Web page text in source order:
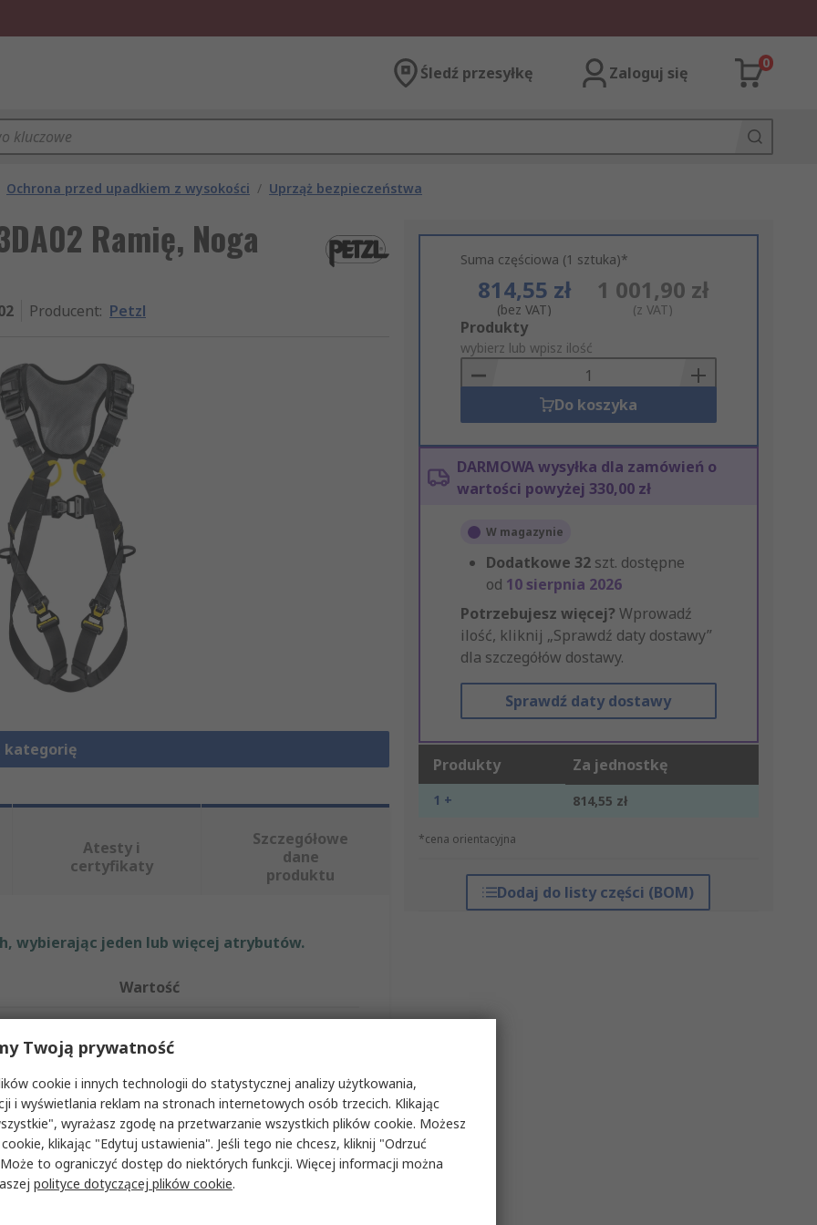
Śledź przesyłkę Zaloguj się
0
Ochrona przed upadkiem z wysokości / Uprząż bezpieczeństwa
Ramię, Noga
Producent: Petzl
kategorię
Suma częściowa (1 sztuka)*
814,55 zł
(bez VAT)
1 001,90 zł
(z VAT)
Add
to
Basket
Produkty
wybierz lub wpisz ilość
Do koszyka
DARMOWA wysyłka dla zamówień o
wartości powyżej 330,00 zł
W magazynie
Dodatkowe 32 szt. dostępne
od 10 sierpnia 2026
Potrzebujesz więcej? Wprowadź
ilość, kliknij „Sprawdź daty dostawy”
dla szczegółów dostawy.
Sprawdź daty dostawy
Produkty Za jednostkę
1 + 814,55 zł
*cena orientacyjna
Dodaj do listy części (BOM)
Atesty i
certyfikaty
Szczegółowe
dane
produktu
wybierając jeden lub więcej atrybutów.
Wartość
2
140kg
Twoją prywatność
cookie i innych technologii do statystycznej analizy użytkowania,
i wyświetlania reklam na stronach internetowych osób trzecich. Klikając
wyrażasz zgodę na przetwarzanie wszystkich plików cookie. Możesz
klikając "Edytuj ustawienia". Jeśli tego nie chcesz, kliknij "Odrzuć
to ograniczyć dostęp do niektórych funkcji. Więcej informacji można
polityce dotyczącej plików cookie.